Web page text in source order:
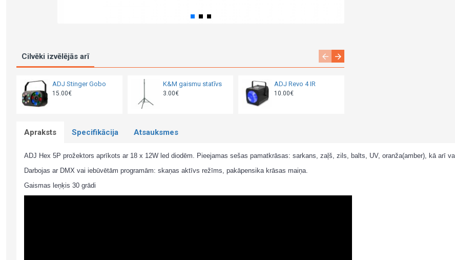
Cilvēki izvēlējās arī
ADJ Stinger Gobo
15.00€
K&M gaismu statīvs
3.00€
ADJ Revo 4 IR
10.00€
Apraksts Specifikācija Atsauksmes
ADJ Hex 5P prožektors aprīkots ar 18 x 12W led diodēm. Pieejamas sešas pamatkrāsas: sarkans, zaļš, zils, balts, UV, oranža(amber), kā arī
Darbojas ar DMX vai iebūvētām programām: skaņas aktīvs režīms, pakāpensika krāsas maiņa.
Gaismas leņķis 30 grādi